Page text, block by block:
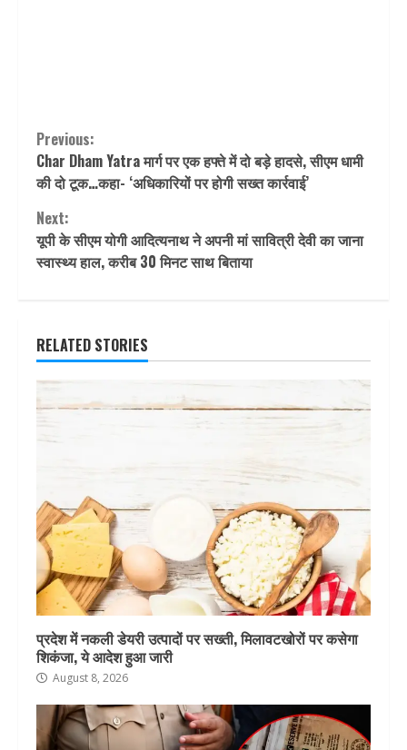
Continue
Reading
Previous:
Char Dham Yatra मार्ग पर एक हफ्ते में दो बड़े हादसे, सीएम धामी
की दो टूक…कहा- ‘अधिकारियों पर होगी सख्त कार्रवाई’
Next:
यूपी के सीएम योगी आदित्यनाथ ने अपनी मां सावित्री देवी का जाना
स्वास्थ्य हाल, करीब 30 मिनट साथ बिताया
RELATED STORIES
प्रदेश में नकली डेयरी उत्पादों पर सख्ती, मिलावटखोरों पर कसेगा
शिकंजा, ये आदेश हुआ जारी
August 8, 2026